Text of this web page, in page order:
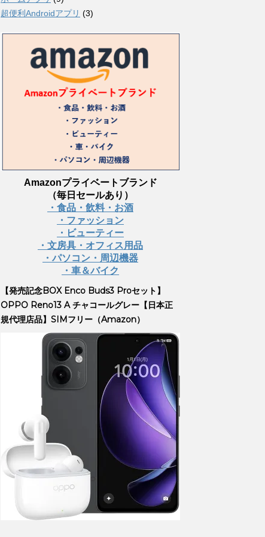
超便利Androidアプリ (3)
Amazonプライベートブランド
（毎日セールあり）
・食品・飲料・お酒
・ファッション
・ビューティー
・文房具・オフィス用品
・パソコン・周辺機器
・車＆バイク
【発売記念BOX Enco Buds3 Proセット】
OPPO Reno13 A チャコールグレー【日本正
規代理店品】SIMフリー（Amazon）